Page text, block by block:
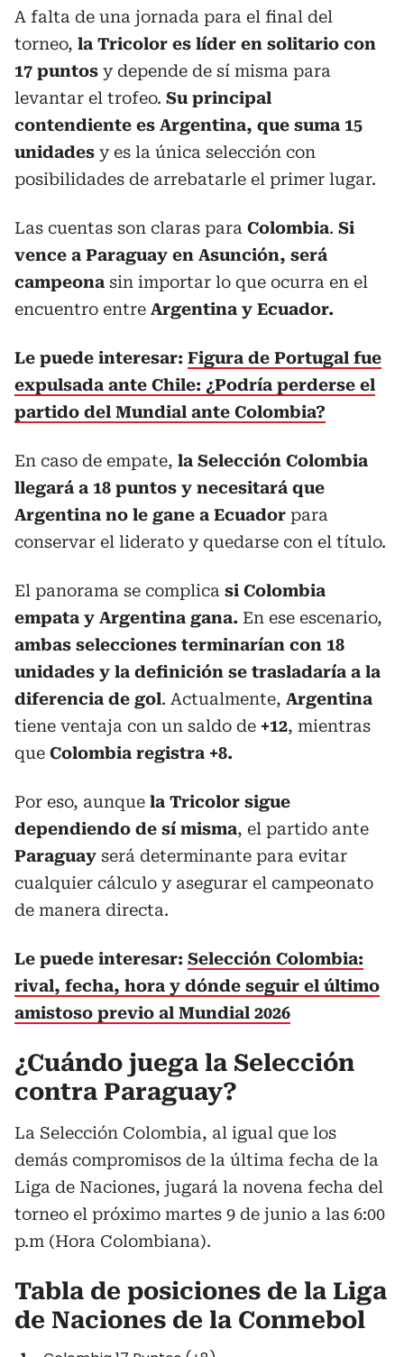
A falta de una jornada para el final del
torneo, la Tricolor es líder en solitario con
17 puntos y depende de sí misma para
levantar el trofeo. Su principal
contendiente es Argentina, que suma 15
unidades y es la única selección con
posibilidades de arrebatarle el primer lugar.
Las cuentas son claras para Colombia. Si
vence a Paraguay en Asunción, será
campeona sin importar lo que ocurra en el
encuentro entre Argentina y Ecuador.
Le puede interesar: Figura de Portugal fue
expulsada ante Chile: ¿Podría perderse el
partido del Mundial ante Colombia?
En caso de empate, la Selección Colombia
llegará a 18 puntos y necesitará que
Argentina no le gane a Ecuador para
conservar el liderato y quedarse con el título.
El panorama se complica si Colombia
empata y Argentina gana. En ese escenario,
ambas selecciones terminarían con 18
unidades y la definición se trasladaría a la
diferencia de gol. Actualmente, Argentina
tiene ventaja con un saldo de +12, mientras
que Colombia registra +8.
Por eso, aunque la Tricolor sigue
dependiendo de sí misma, el partido ante
Paraguay será determinante para evitar
cualquier cálculo y asegurar el campeonato
de manera directa.
Le puede interesar: Selección Colombia:
rival, fecha, hora y dónde seguir el último
amistoso previo al Mundial 2026
¿Cuándo juega la Selección
contra Paraguay?
La Selección Colombia, al igual que los
demás compromisos de la última fecha de la
Liga de Naciones, jugará la novena fecha del
torneo el próximo martes 9 de junio a las 6:00
p.m (Hora Colombiana).
Tabla de posiciones de la Liga
de Naciones de la Conmebol